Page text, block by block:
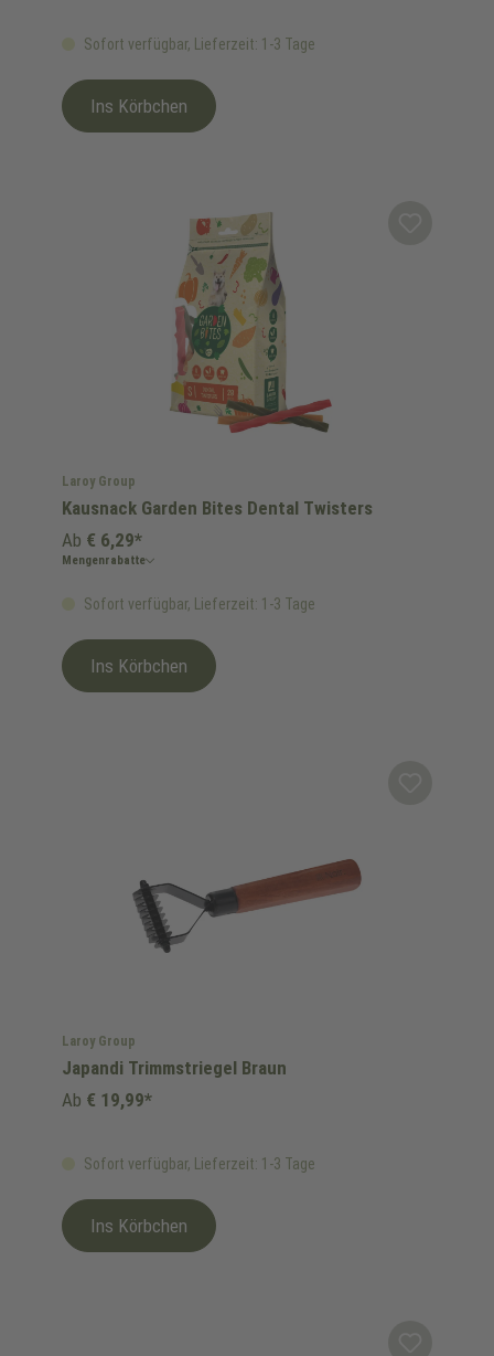
Sofort verfügbar, Lieferzeit: 1-3 Tage
Ins Körbchen
Laroy Group
Kausnack Garden Bites Dental Twisters
Sofort verfügbar, Lieferzeit: 1-3 Tage
Ab € 6,29*
Mengenrabatte
Ins Körbchen
Laroy Group
Japandi Trimmstriegel Braun
Sofort verfügbar, Lieferzeit: 1-3 Tage
Ab € 19,99*
Ins Körbchen